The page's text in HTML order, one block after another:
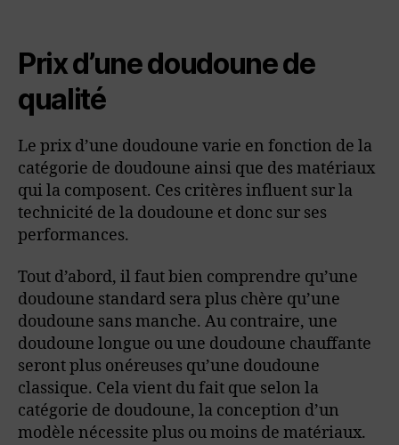
Prix d’une doudoune de
qualité
Le prix d’une doudoune varie en fonction de la
catégorie de doudoune ainsi que des matériaux
qui la composent. Ces critères influent sur la
technicité de la doudoune et donc sur ses
performances.
Tout d’abord, il faut bien comprendre qu’une
doudoune standard sera plus chère qu’une
doudoune sans manche. Au contraire, une
doudoune longue ou une doudoune chauffante
seront plus onéreuses qu’une doudoune
classique. Cela vient du fait que selon la
catégorie de doudoune, la conception d’un
modèle nécessite plus ou moins de matériaux.